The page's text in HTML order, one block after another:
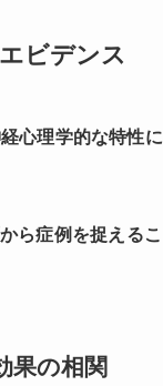
ビデンス
心理学的な特性
ら症例を捉える
果の相関